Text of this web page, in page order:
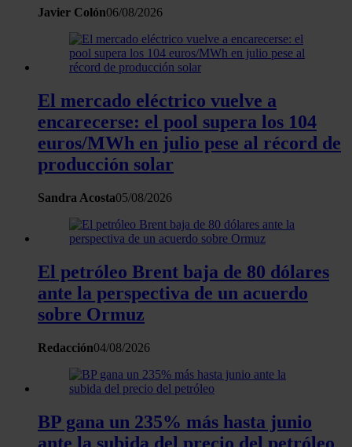
el contenido y los anuncios, ofrecer funciones de redes
sociales y analizar el tráfico. Además, compartimos
información sobre el uso que haga del sitio web con
nuestros partners de redes sociales, publicidad y análisis
web, quienes pueden combinarla con otra información
que les haya proporcionado o que hayan recopilado a
partir del uso que haya hecho de sus servicios.
Javier Colón06/08/2026
El mercado eléctrico vuelve a
encarecerse: el pool supera los 104
euros/MWh en julio pese al récord de
producción solar
Sandra Acosta05/08/2026
El petróleo Brent baja de 80 dólares
ante la perspectiva de un acuerdo
sobre Ormuz
Redacción04/08/2026
BP gana un 235% más hasta junio
ante la subida del precio del petróleo